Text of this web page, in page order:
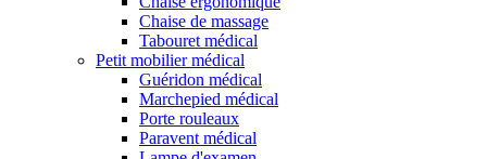
Chaise de massage
Tabouret médical
Petit mobilier médical
Guéridon médical
Marchepied médical
Porte rouleaux
Paravent médical